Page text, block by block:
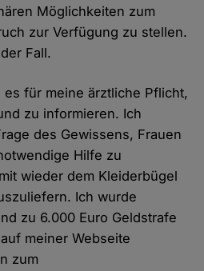
Möglichkeiten zum
zur Verfügung zu stellen.
Fall.
für meine ärztliche Pflicht,
zu informieren. Ich
des Gewissens, Frauen
Hilfe zu
wieder dem Kleiderbügel
Ich wurde
zu 6.000 Euro Geldstrafe
meiner Webseite
zum